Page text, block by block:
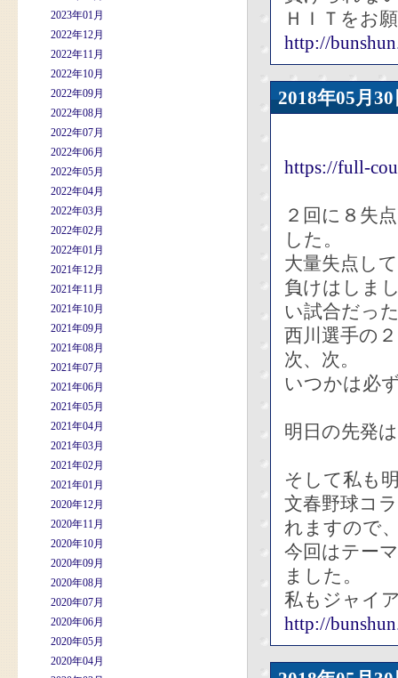
2023年01月
2022年12月
2022年11月
2022年10月
2022年09月
2022年08月
2022年07月
2022年06月
2022年05月
2022年04月
2022年03月
2022年02月
2022年01月
2021年12月
2021年11月
2021年10月
2021年09月
2021年08月
2021年07月
2021年06月
2021年05月
2021年04月
2021年03月
2021年02月
2021年01月
2020年12月
2020年11月
2020年10月
2020年09月
2020年08月
2020年07月
2020年06月
2020年05月
2020年04月
ＨＩＴをお
http://
2018年05
https://full-
２回に８失
した。
大量失点し
負けはしま
い試合だっ
西川選手の
次、次。
いつかは必
明日の先発
そして私も
文春野球コ
れますので
今回はテー
ました。
私もジャイ
http://